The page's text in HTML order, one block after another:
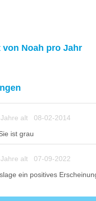
von Noah pro Jahr
Jahre alt 08-02-2014
ist grau
Jahre alt 07-09-2022
ein positives